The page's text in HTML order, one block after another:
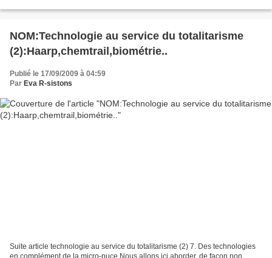
NOM:Technologie au service du totalitarisme
(2):Haarp,chemtrail,biométrie..
Publié le 17/09/2009 à 04:59
Par Eva R-sistons
Suite article technologie au service du totalitarisme (2) 7. Des technologies
en complément de la micro-puce Nous allons ici aborder, de façon non